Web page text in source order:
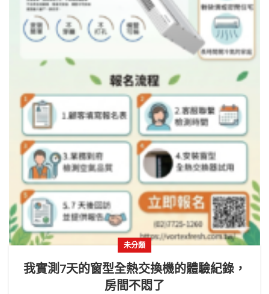
未分類
我實測7天的窗型全熱交換機的體驗紀錄，
房間不悶了